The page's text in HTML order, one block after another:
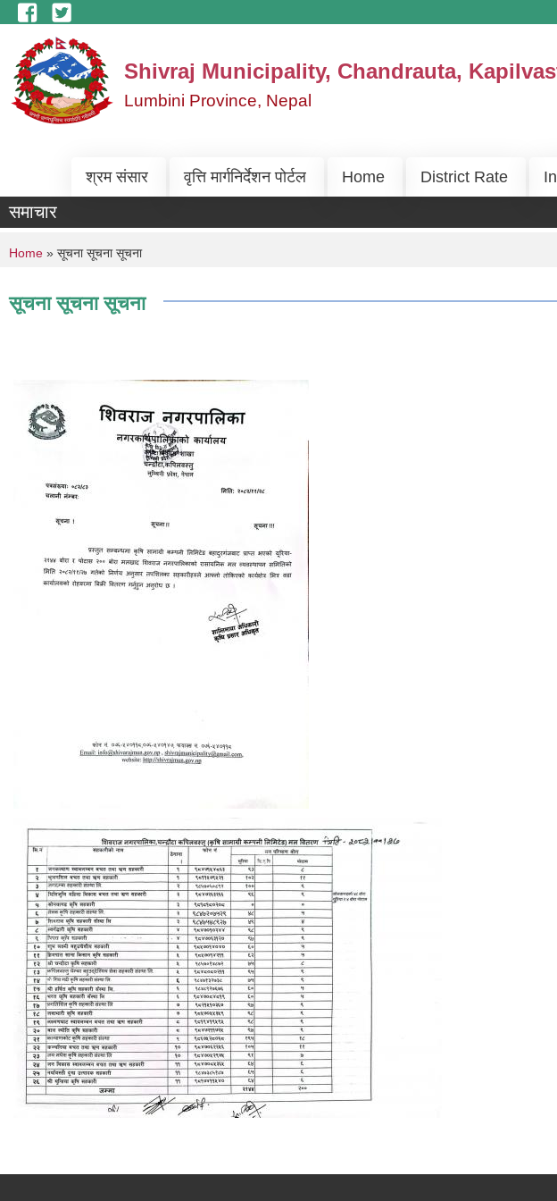
Skip to main content
Shivraj Municipality, Chandrauta,
Lumbini Province, Nepal
श्रम संसार वृत्ति मार्गनिर्देशन पोर्टल Home District Rate
समाचार
You are here
Home » सूचना सूचना सूचना
सूचना सूचना सूचना